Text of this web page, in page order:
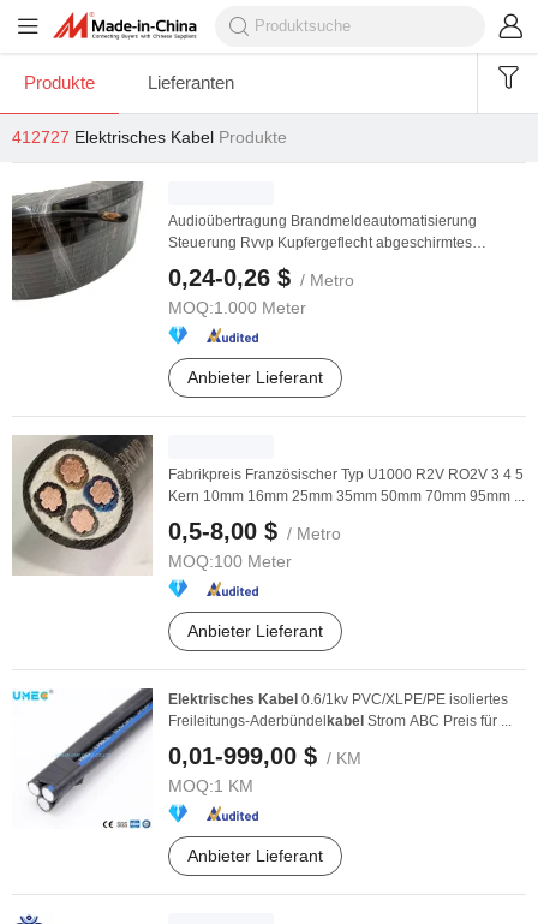
Produkte Lieferanten
412727 Elektrisches Kabel Produkte
Audioübertragung Brandmeldeautomatisierung
Steuerung Rvvp Kupfergeflecht abgeschirmtes
0,24-0,26 $ / Metro
MOQ:1.000 Meter
Anbieter Lieferant
Fabrikpreis Französischer Typ U1000 R2V RO2V 3 4 5
Kern 10mm 16mm 25mm 35mm 50mm 70mm 95mm ...
0,5-8,00 $ / Metro
MOQ:100 Meter
Anbieter Lieferant
Elektrisches Kabel 0.6/1kv PVC/XLPE/PE isoliertes
Freileitungs-Aderbündel kabel Strom ABC Preis für ...
0,01-999,00 $ / KM
MOQ:1 KM
Anbieter Lieferant